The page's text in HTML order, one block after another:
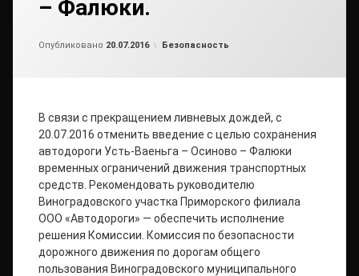
– Фалюки.
Опубликовано 20.07.2016 Рубрики:
Безопасность
В связи с прекращением ливневых дождей, с
20.07.2016 отменить введение с целью сохранения
автодороги Усть-Ваеньга – Осиново – Фалюки
временных ограничений движения транспортных
средств. Рекомендовать руководителю
Виноградовского участка Приморского филиала
ООО «Автодороги» — обеспечить исполнение
решения Комиссии. Комиссия по безопасности
дорожного движения по дорогам общего
пользования Виноградовского муниципального